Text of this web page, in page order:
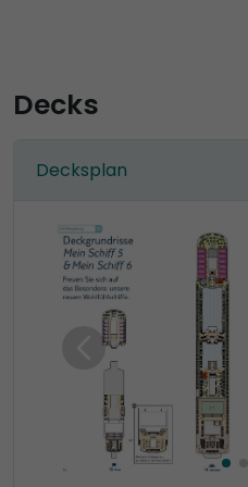
Wie bei dem
andere Kategorien sind
Kreuzfahrt buchbar. Die
unterschiedlichen Kabinen
zwölf gleichermaßen
gestalteten Kategorien
ganz speziell an Familien
sind die Themen Suiten
nahe der Brücke, die
Quadratmeter-Veranda
& Meer Suite mit
Decks
Decksplan